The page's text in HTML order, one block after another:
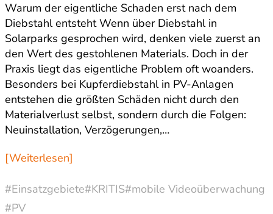
Warum der eigentliche Schaden erst nach dem
Diebstahl entsteht Wenn über Diebstahl in
Solarparks gesprochen wird, denken viele zuerst an
den Wert des gestohlenen Materials. Doch in der
Praxis liegt das eigentliche Problem oft woanders.
Besonders bei Kupferdiebstahl in PV-Anlagen
entstehen die größten Schäden nicht durch den
Materialverlust selbst, sondern durch die Folgen:
Neuinstallation, Verzögerungen,…
[Weiterlesen]
#Einsatzgebiete#KRITIS#mobile Videoüberwachung
#PV